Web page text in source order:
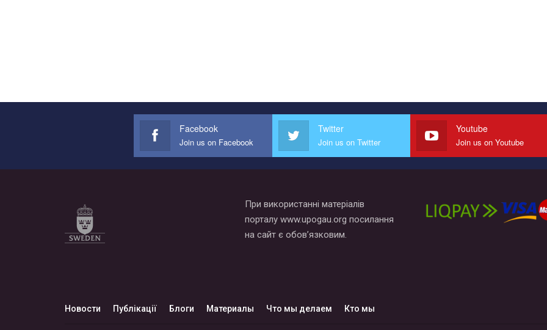
Facebook
Join us on Facebook
Twitter
Join us on Twitter
Youtube
Join us on Youtube
При використанні матеріалів
порталу www.upogau.org посилання
на сайт є обов’язковим.
Новости Публікації Блоги Материалы Что мы делаем Кто мы